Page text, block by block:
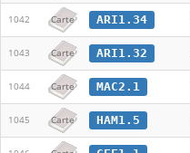
1042 Carte ARI1.34
1043 Carte ARI1.32
1044 Carte MAC2.1
1045 Carte HAM1.5